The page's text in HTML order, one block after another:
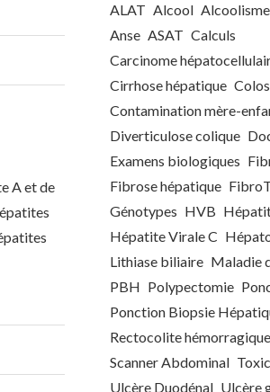
A et de
ALAT Alcool Alcoolisme
Anse ASAT Calculs
Carcinome
Cirrhose hépatique
Contamination mère-
Diverticulose colique
Examens biologiques
Fibrose hépatique
Génotypes HVB
Hépatite Virale C
Lithiase biliaire Maladie
PBH Polypectomie
Ponction Biopsie
Rectocolite hémorragique
Scanner Abdominal
Ulcère Duodénal Ulcère